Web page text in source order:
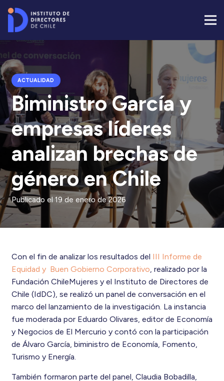
ACTUALIDAD
Biministro García y
empresas líderes
analizan brechas de
género en Chile
Publicado el 19 de enero de 2026
Con el fin de analizar los resultados del III Informe de
Equidad y Buen Gobierno Corporativo, realizado por la
Fundación ChileMujeres y el Instituto de Directores de
Chile (IdDC), se realizó un panel de conversación en el
marco del lanzamiento de la investigación. La instancia
fue moderada por Eduardo Olivares, editor de Economía
y Negocios de El Mercurio y contó con la participación
de Álvaro García, biministro de Economía, Fomento,
Turismo y Energía.
También formaron parte del panel, Claudia Bobadilla,